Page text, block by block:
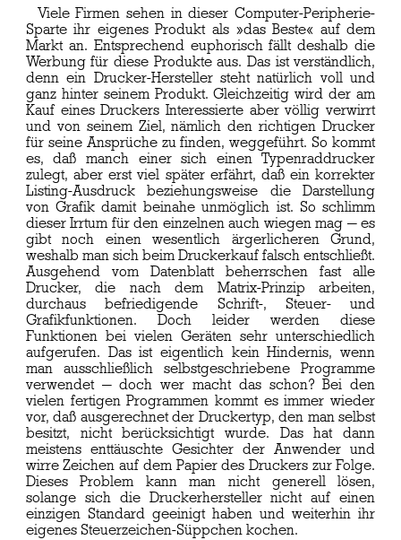
Viele Firmen sehen in dieser Computer-Peripherie-
Sparte ihr eigenes Produkt als »das Beste« auf dem
Markt an. Entsprechend euphorisch fällt deshalb die
Werbung für diese Produkte aus. Das ist verständlich,
denn ein Drucker-Hersteller steht natürlich voll und
ganz hinter seinem Produkt. Gleichzeitig wird der am
Kauf eines Druckers Interessierte aber völlig verwirrt
und von seinem Ziel, nämlich den richtigen Drucker
für seine Ansprüche zu finden, weggeführt. So kommt
es, daß manch einer sich einen Typenraddrucker
zulegt, aber erst viel später erfährt, daß ein korrekter
Listing-Ausdruck beziehungsweise die Darstellung
von Grafik damit beinahe unmöglich ist. So schlimm
dieser Irrtum für den einzelnen auch wiegen mag — es
gibt noch einen wesentlich ärgerlicheren Grund,
weshalb man sich beim Druckerkauf falsch entschließt.
Ausgehend vom Datenblatt beherrschen fast alle
Drucker, die nach dem Matrix-Prinzip arbeiten,
durchaus befriedigende Schrift-, Steuer- und
Grafikfunktionen. Doch leider werden diese
Funktionen bei vielen Geräten sehr unterschiedlich
aufgerufen. Das ist eigentlich kein Hindernis, wenn
man ausschließlich selbstgeschriebene Programme
verwendet — doch wer macht das schon? Bei den
vielen fertigen Programmen kommt es immer wieder
vor, daß ausgerechnet der Druckertyp, den man selbst
besitzt, nicht berücksichtigt wurde. Das hat dann
meistens enttäuschte Gesichter der Anwender und
wirre Zeichen auf dem Papier des Druckers zur Folge.
Dieses Problem kann man nicht generell lösen,
solange sich die Druckerhersteller nicht auf einen
einzigen Standard geeinigt haben und weiterhin ihr
eigenes Steuerzeichen-Süppchen kochen.